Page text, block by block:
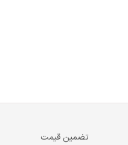
تضمین قیمت